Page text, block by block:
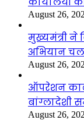
August 26,
मुख्यमंत्री ने
अभियान
August 26,
ऑपरेशन
बांग्लादेशी
August 26,